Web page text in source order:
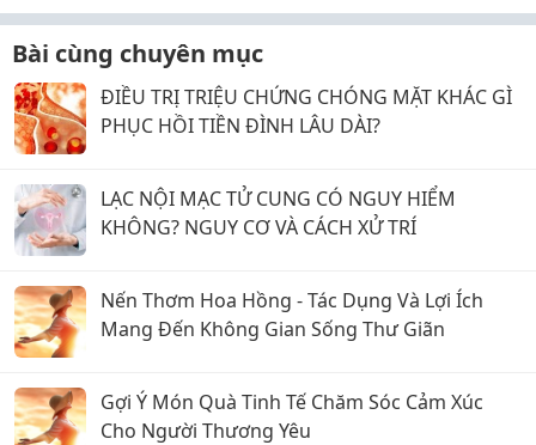
Bài cùng chuyên mục
ĐIỀU TRỊ TRIỆU CHỨNG CHÓNG MẶT KHÁC GÌ
PHỤC HỒI TIỀN ĐÌNH LÂU DÀI?
LẠC NỘI MẠC TỬ CUNG CÓ NGUY HIỂM
KHÔNG? NGUY CƠ VÀ CÁCH XỬ TRÍ
Nến Thơm Hoa Hồng - Tác Dụng Và Lợi Ích
Mang Đến Không Gian Sống Thư Giãn
Gợi Ý Món Quà Tinh Tế Chăm Sóc Cảm Xúc
Cho Người Thương Yêu